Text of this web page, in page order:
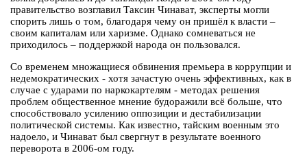
правительство возглавил Таксин Чинават, эксперты могли
спорить лишь о том, благодаря чему он пришёл к власти –
своим капиталам или харизме. Однако сомневаться не
приходилось – поддержкой народа он пользовался.
Со временем множащиеся обвинения премьера в коррупции и
недемократических - хотя зачастую очень эффективных, как в
случае с ударами по наркокартелям - методах решения
проблем общественное мнение будоражили всё больше, что
способствовало усилению оппозиции и дестабилизации
политической системы. Как известно, тайским военным это
надоело, и Чинават был свергнут в результате военного
переворота в 2006-ом году.